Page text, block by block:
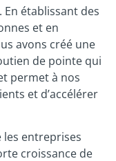
établissant des
et en
avons créé une
de pointe qui
permet à nos
et d’accélérer
les entreprises
croissance de